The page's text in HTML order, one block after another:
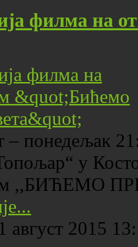
филма на
– понедељак
у
,,БИЋЕМО
август 2015